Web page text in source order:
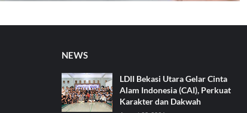
NEWS
LDII Bekasi Utara Gelar Cinta
Alam Indonesia (CAI), Perkuat
Karakter dan Dakwah